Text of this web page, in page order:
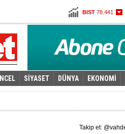
BIST 78.441
Altın99,914
Euro 3,0920
SİYASET DÜNYA EKONOMİ
Takip et: